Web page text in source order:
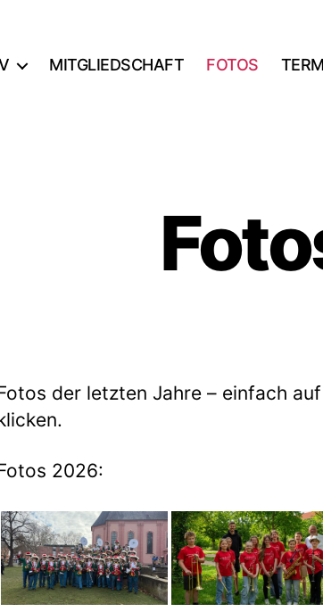
MITGLIEDSCHAFT FOTOS
der letzten Jahre – einfach
2026: